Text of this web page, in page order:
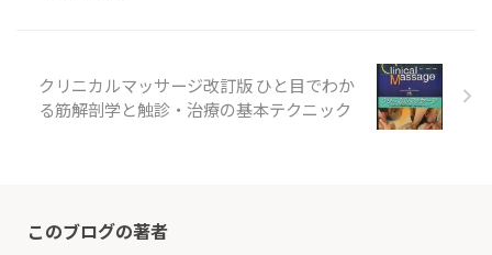
クリニカルマッサージ改訂版 ひと目でわか
る筋解剖学と触診・治療の基本テクニック
このブログの著者